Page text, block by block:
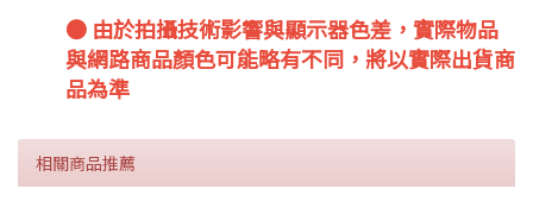
● 由於拍攝技術影響與顯示器色差，實際物品
與網路商品顏色可能略有不同，將以實際出貨商
品為準
相關商品推薦